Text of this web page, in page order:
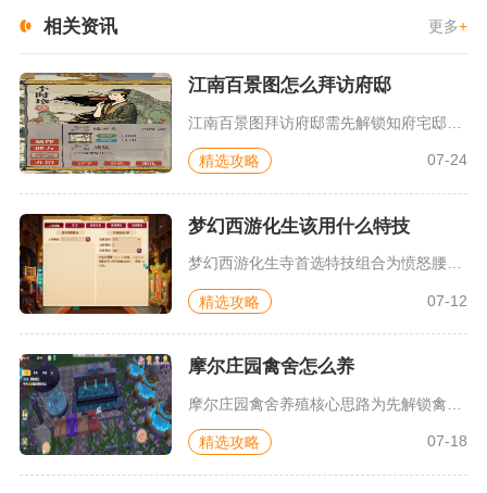
相关资讯 更多+
江南百景图怎么拜访府邸
精选攻略 07-24
梦幻西游化生该用什么特技
梦幻西游化生寺首选特技组合为愤怒腰带搭配罗汉金钟、晶清诀、笑...
精选攻略 07-12
摩尔庄园禽舍怎么养
精选攻略 07-18